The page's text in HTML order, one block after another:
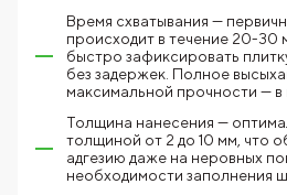
Время схватывания —
происходит в течение 20-30
быстро зафиксировать
без задержек. Полное
максимальной прочности — в
Толщина нанесения —
толщиной от 2 до 10 мм, что
адгезию даже на неровных
необходимости заполнения